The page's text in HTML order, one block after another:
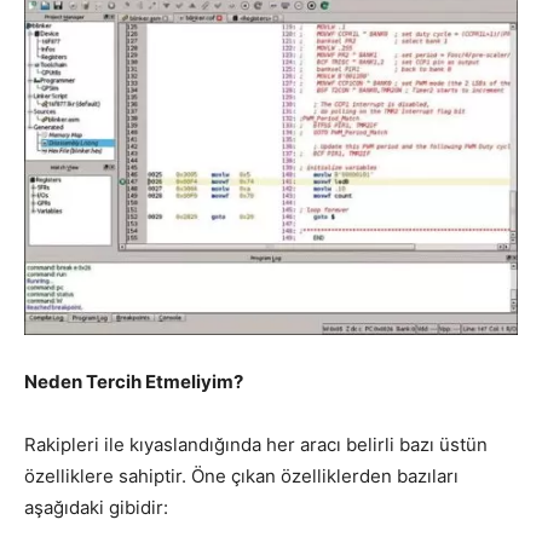
Neden Tercih Etmeliyim?
Rakipleri ile kıyaslandığında her aracı belirli bazı üstün
özelliklere sahiptir. Öne çıkan özelliklerden bazıları
aşağıdaki gibidir: